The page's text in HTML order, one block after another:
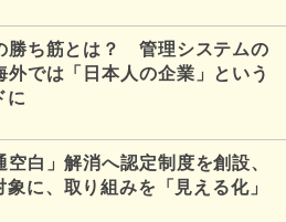
勝ち筋とは？ 管理システムの
外では「日本人の企業」という
に
空白」解消へ認定制度を創設、
に、取り組みを「見える化」